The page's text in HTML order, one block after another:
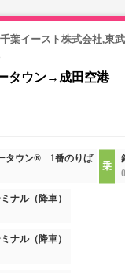
葉イースト株式会社,東
タウン→成田空港
タウン® 1番のりば
ナル（降車）
ナル（降車）